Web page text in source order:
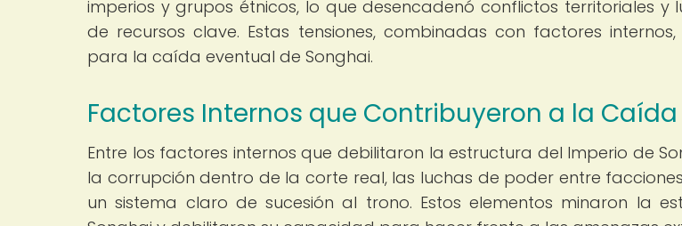
imperios y grupos étnicos, lo que desencadenó conflictos territoriales y
de recursos clave. Estas tensiones, combinadas con factores
para la caída eventual de Songhai.
Factores Internos que Contribuyeron a la
Entre los factores internos que debilitaron la estructura del Imperio de
la corrupción dentro de la corte real, las luchas de poder entre
un sistema claro de sucesión al trono. Estos elementos minaron la